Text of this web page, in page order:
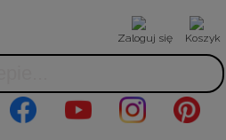
Zaloguj się Koszyk